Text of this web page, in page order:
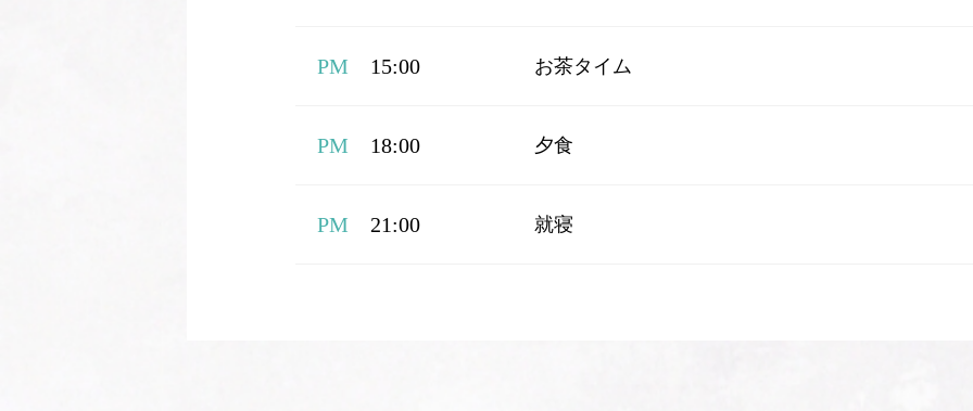
PM 15:00 お茶タイム
PM 18:00 夕食
PM 21:00 就寝